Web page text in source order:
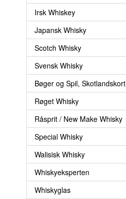
Irsk Whiskey
Japansk Whisky
Scotch Whisky
Svensk Whisky
Bøger og Spil, Skotlandskort
Røget Whisky
Råsprit / New Make Whisky
Special Whisky
Walisisk Whisky
Whiskyeksperten
Whiskyglas